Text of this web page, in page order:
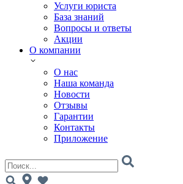
Услуги юриста
База знаний
Вопросы и ответы
Акции
О компании
О нас
Наша команда
Новости
Отзывы
Гарантии
Контакты
Приложение